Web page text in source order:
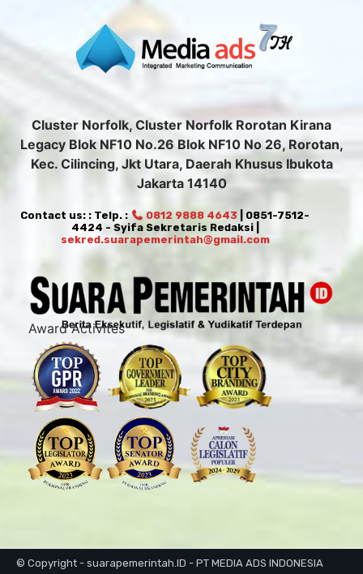
Cluster Norfolk, Cluster Norfolk Rorotan Kirana
Legacy Blok NF10 No.26 Blok NF10 No 26, Rorotan,
Kec. Cilincing, Jkt Utara, Daerah Khusus Ibukota
Jakarta 14140
Contact us: : Telp. : 0812 9888 4643 | 0851-7512-
4424 - Syifa Sekretaris Redaksi |
sekred.suarapemerintah@gmail.com
Award Activites
© Copyright - suarapemerintah.ID - PT MEDIA ADS INDONESIA